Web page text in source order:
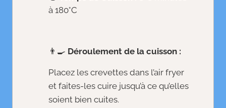
à 180°C
👨‍🍳 Déroulement de la cuisson :
Placez les crevettes dans l’air fryer
et faites-les cuire jusqu’à ce qu’elles
soient bien cuites.